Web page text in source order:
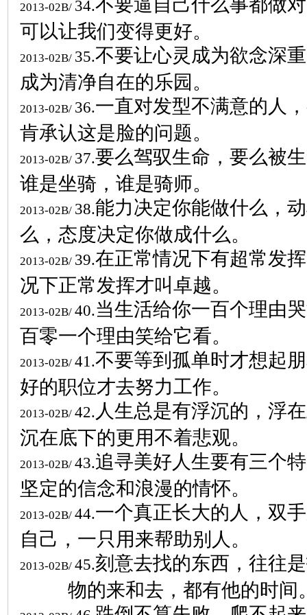
2013-02B/ 34.不要逼自己什么事都做
可以让我们变得更好。
2013-02B/ 35.不要让心灵成为欲念深
成为清净自在的乐园。
2013-02B/ 36.一直对发型不满意的人
肯承认这是脸的问题。
2013-02B/ 37.要么驾驭生命，要么被
谁是坐骑，谁是骑师。
2013-02B/ 38.能力决定你能做什么，
么，态度决定你做成什么。
2013-02B/ 39.在正常情况下有超常发
况下正常发挥才叫卓越。
2013-02B/ 40.当生活给你一百个理由
百零一个理由笑给它看。
2013-02B/ 41.不要等到孤单时才想起
好的职位才去努力工作。
2013-02B/ 42. 人生总是有浮沉的，浮
沉在底下的更用不着悲观。
2013-02B/ 43.追寻美好人生要有三个
坚定的信念和浪漫的情怀。
2013-02B/ 44.一个真正长大的人，双
自己，一只用来帮助别人。
2013-02B/ 45.刻意去找的东西，往往
物的来和去，都有他的时间